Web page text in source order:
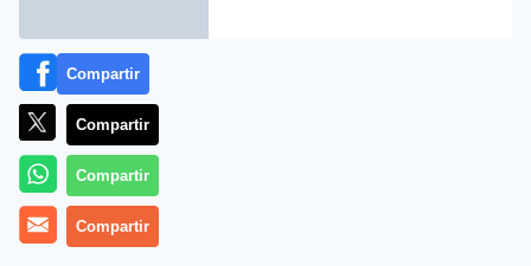
Más información
Compartir
Compartir
Compartir
Compartir